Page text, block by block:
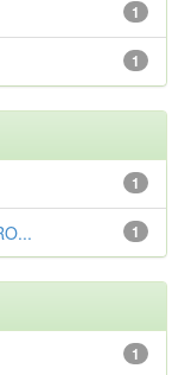
1
1
1
1
1